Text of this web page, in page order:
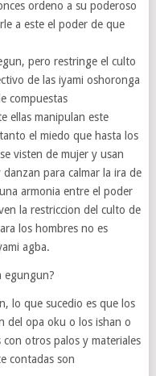
ordeno a su poderoso
a este el poder de que
pero restringe el culto
de las iyami oshoronga
compuestas
ellas manipulan este
el miedo que hasta los
visten de mujer y usan
para calmar la ira de
armonia entre el poder
la restriccion del culto de
los hombres no es
agba.
egungun?
lo que sucedio es que los
del opa oku o los ishan o
otros palos y materiales
contadas son